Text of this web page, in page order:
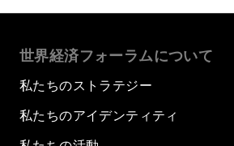
世界経済フォーラムについて
私たちのストラテジー
私たちのアイデンティティ